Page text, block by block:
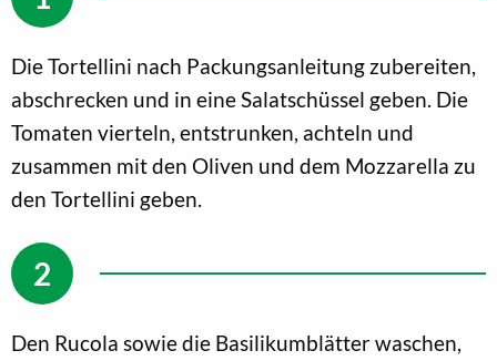
Die Tortellini nach Packungsanleitung zubereiten,
abschrecken und in eine Salatschüssel geben. Die
Tomaten vierteln, entstrunken, achteln und
zusammen mit den Oliven und dem Mozzarella zu
den Tortellini geben.
Den Rucola sowie die Basilikumblätter waschen,